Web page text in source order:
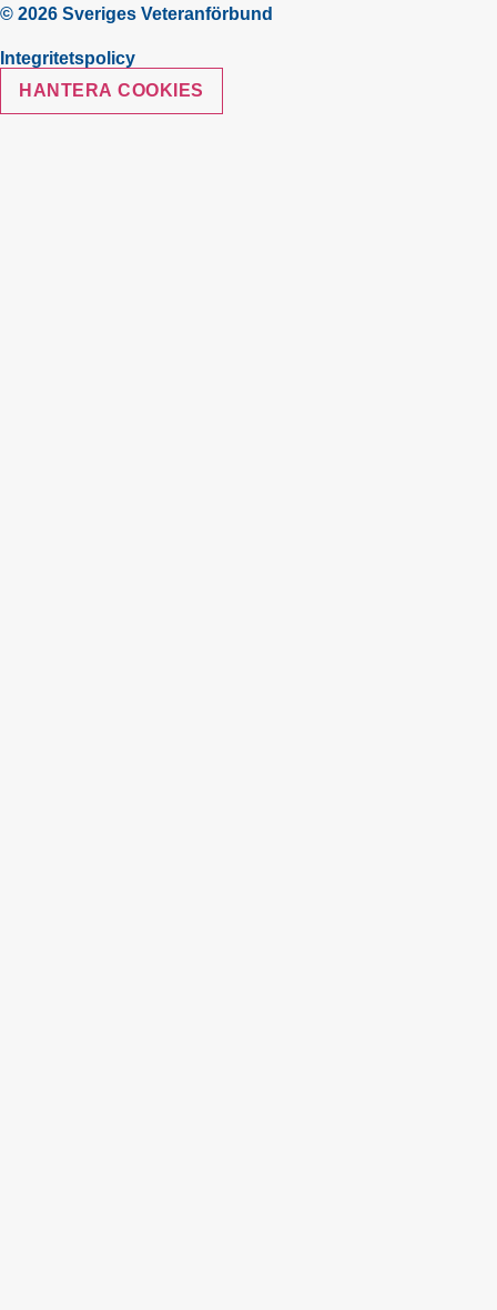
© 2026 Sveriges Veteranförbund
Integritetspolicy
HANTERA COOKIES